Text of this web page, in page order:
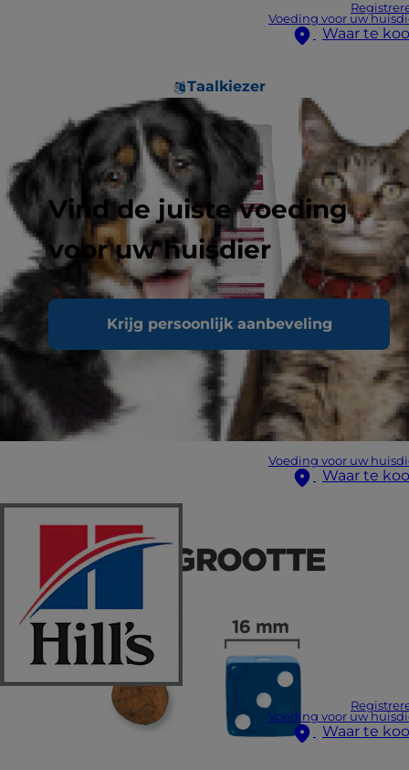
Voeding voor uw
Waar te
Taalkiezer
Vind de juiste voeding
voor uw huisdier
Krijg persoonlijk aanbeveling
Voeding voor uw
Waar te
Voeding voor uw
Waar te